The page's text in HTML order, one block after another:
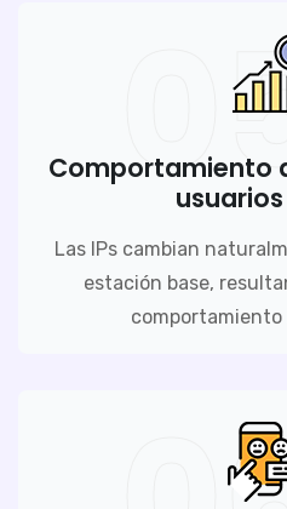
Comportamiento
Las IPs cambian
estación base,
comportamiento